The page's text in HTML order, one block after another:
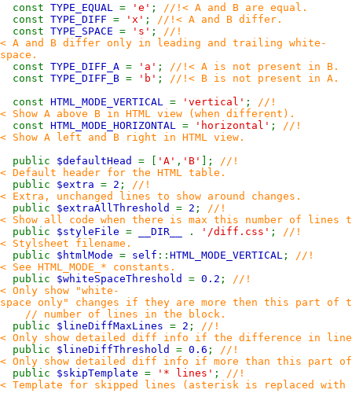
const TYPE_EQUAL = 'e' ;
//!< A and B are equal.
const TYPE_DIFF = 'x' ;
//!< A and B differ.
const TYPE_SPACE = 's' ;
//!
< A and B differ only in leading and trailing white-
space.
const TYPE_DIFF_A = 'a' ;
//!< A is not present in B.
const TYPE_DIFF_B = 'b' ;
//!< B is not present in A.
const HTML_MODE_VERTICAL = 'vertical' ;
//!
< Show A above B in HTML view (when different).
const HTML_MODE_HORIZONTAL = 'horizontal' ;
//!
< Show A left and B right in HTML view.
public $defaultHead = [ 'A' , 'B' ];
//!
< Default header for the HTML table.
public $extra = 2 ;
//!
< Extra, unchanged lines to show around changes.
public $extraAllThreshold = 2 ;
//!
< Show all code when there is max this number of lines
public $styleFile = __DIR__ . '/diff.css' ;
//!
< Stylsheet filename.
public $htmlMode = self :: HTML_MODE_VERTICAL ;
//!
< See HTML_MODE_* constants.
public $whiteSpaceThreshold = 0.2 ;
//!
< Only show "white-
space only" changes if they are more then this part of
// number of lines in the block.
public $lineDiffMaxLines = 2 ;
//!
< Only show detailed diff info if the difference in line
public $lineDiffThreshold = 0.6 ;
//!
< Only show detailed diff info if more than this part of
public $skipTemplate = '* lines' ;
//!
< Template for skipped lines (asterisk is replaced with